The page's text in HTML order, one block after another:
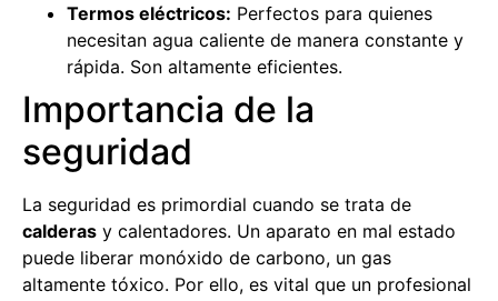
Termos eléctricos: Perfectos para quienes
necesitan agua caliente de manera constante y
rápida. Son altamente eficientes.
Importancia de la
seguridad
La seguridad es primordial cuando se trata de
calderas y calentadores. Un aparato en mal estado
puede liberar monóxido de carbono, un gas
altamente tóxico. Por ello, es vital que un profesional